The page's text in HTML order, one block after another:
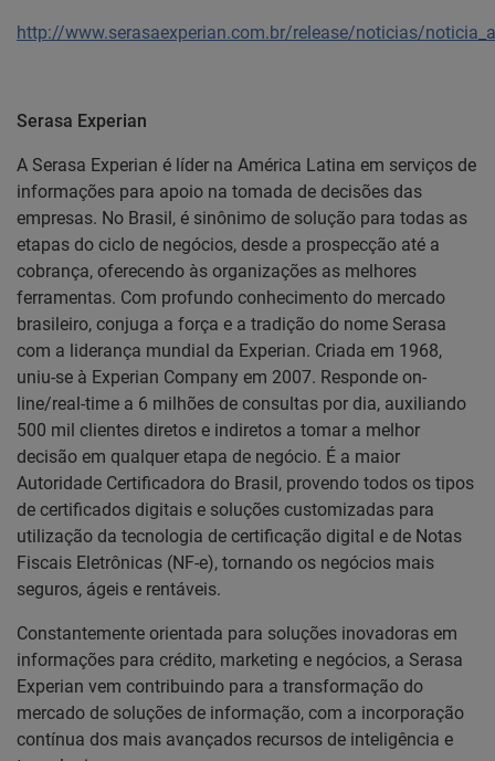
http://www.serasaexperian.com.br/release/noticias/
Serasa Experian
A Serasa Experian é líder na América Latina em serviços de
informações para apoio na tomada de decisões das
empresas. No Brasil, é sinônimo de solução para todas as
etapas do ciclo de negócios, desde a prospecção até a
cobrança, oferecendo às organizações as melhores
ferramentas. Com profundo conhecimento do mercado
brasileiro, conjuga a força e a tradição do nome Serasa
com a liderança mundial da Experian. Criada em 1968,
uniu-se à Experian Company em 2007. Responde on-
line/real-time a 6 milhões de consultas por dia, auxiliando
500 mil clientes diretos e indiretos a tomar a melhor
decisão em qualquer etapa de negócio. É a maior
Autoridade Certificadora do Brasil, provendo todos os tipos
de certificados digitais e soluções customizadas para
utilização da tecnologia de certificação digital e de Notas
Fiscais Eletrônicas (NF-e), tornando os negócios mais
seguros, ágeis e rentáveis.
Constantemente orientada para soluções inovadoras em
informações para crédito, marketing e negócios, a Serasa
Experian vem contribuindo para a transformação do
mercado de soluções de informação, com a incorporação
contínua dos mais avançados recursos de inteligência e